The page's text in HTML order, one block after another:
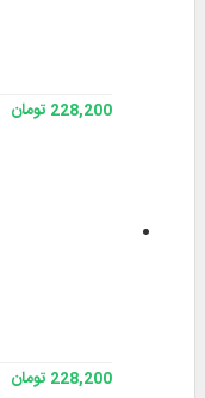
228,200 تومان
228,200 تومان